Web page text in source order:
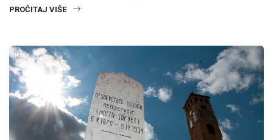
PROČITAJ VIŠE